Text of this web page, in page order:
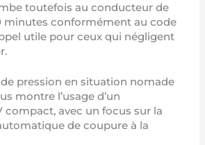
toutefois au conducteur de
minutes conformément au code
utile pour ceux qui négligent
pression en situation nomade
montre l’usage d’un
compact, avec un focus sur la
de coupure à la